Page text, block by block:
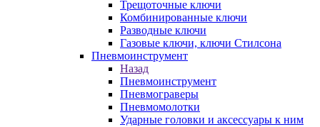
Трещоточные ключи
Комбинированные ключи
Разводные ключи
Газовые ключи, ключи Стилсона
Пневмоинструмент
Назад
Пневмоинструмент
Пневмограверы
Пневмомолотки
Ударные головки и аксессуары к ним